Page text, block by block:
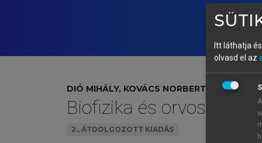
DIÓ MIHÁLY, KOVÁCS NORBERT,
Biofizika és
2., ÁTDOLGOZOTT KIADÁS
Itt láthatja
olvasd el az